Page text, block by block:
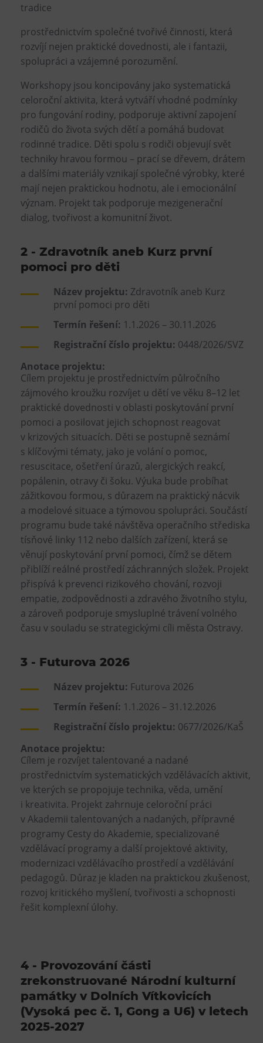
tradice
prostřednictvím společné tvořivé činnosti, která
rozvíjí nejen praktické dovednosti, ale i fantazii,
spolupráci a vzájemné porozumění.
Workshopy jsou koncipovány jako systematická
celoroční aktivita, která vytváří vhodné podmínky
pro fungování rodiny, podporuje aktivní zapojení
rodičů do života svých dětí a pomáhá budovat
rodinné tradice. Děti spolu s rodiči objevují svět
techniky hravou formou – prací se dřevem, drátem
a dalšími materiály vznikají společné výrobky, které
mají nejen praktickou hodnotu, ale i emocionální
význam. Projekt tak podporuje mezigenerační
dialog, tvořivost a komunitní život.
2 - Zdravotník aneb Kurz první
pomoci pro děti
Název projektu: Zdravotník aneb Kurz
první pomoci pro děti
Termín řešení: 1.1.2026 – 30.11.2026
Registrační číslo projektu: 0448/2026/SVZ
Anotace projektu:
Cílem projektu je prostřednictvím půlročního
zájmového kroužku rozvíjet u dětí ve věku 8–12 let
praktické dovednosti v oblasti poskytování první
pomoci a posilovat jejich schopnost reagovat
v krizových situacích. Děti se postupně seznámí
s klíčovými tématy, jako je volání o pomoc,
resuscitace, ošetření úrazů, alergických reakcí,
popálenin, otravy či šoku. Výuka bude probíhat
zážitkovou formou, s důrazem na praktický nácvik
a modelové situace a týmovou spolupráci. Součástí
programu bude také návštěva operačního střediska
tísňové linky 112 nebo dalších zařízení, která se
věnují poskytování první pomoci, čímž se dětem
přiblíží reálné prostředí záchranných složek. Projekt
přispívá k prevenci rizikového chování, rozvoji
empatie, zodpovědnosti a zdravého životního stylu,
a zároveň podporuje smysluplné trávení volného
času v souladu se strategickými cíli města Ostravy.
3 - Futurova 2026
Název projektu: Futurova 2026
Termín řešení: 1.1.2026 – 31.12.2026
Registrační číslo projektu: 0677/2026/KaŠ
Anotace projektu:
Cílem je rozvíjet talentované a nadané
prostřednictvím systematických vzdělávacích aktivit,
ve kterých se propojuje technika, věda, umění
i kreativita. Projekt zahrnuje celoroční práci
v Akademii talentovaných a nadaných, přípravné
programy Cesty do Akademie, specializované
vzdělávací programy a další projektové aktivity,
modernizaci vzdělávacího prostředí a vzdělávání
pedagogů. Důraz je kladen na praktickou zkušenost,
rozvoj kritického myšlení, tvořivosti a schopnosti
řešit komplexní úlohy.
4 - Provozování části
zrekonstruované Národní kulturní
památky v Dolních Vítkovicích
(Vysoká pec č. 1, Gong a U6) v letech
2025-2027